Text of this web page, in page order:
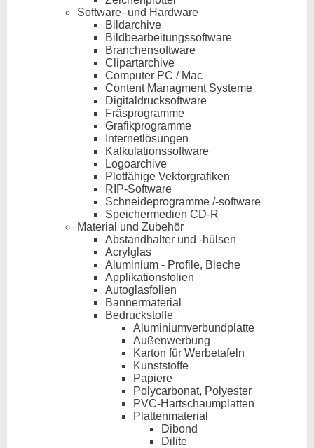
Software- und Hardware
Bildarchive
Bildbearbeitungssoftware
Branchensoftware
Clipartarchive
Computer PC / Mac
Content Managment Systeme
Digitaldrucksoftware
Fräsprogramme
Grafikprogramme
Internetlösungen
Kalkulationssoftware
Logoarchive
Plotfähige Vektorgrafiken
RIP-Software
Schneideprogramme /-software
Speichermedien CD-R
Material und Zubehör
Abstandhalter und -hülsen
Acrylglas
Aluminium - Profile, Bleche
Applikationsfolien
Autoglasfolien
Bannermaterial
Bedruckstoffe
Aluminiumverbundplatte
Außenwerbung
Karton für Werbetafeln
Kunststoffe
Papiere
Polycarbonat, Polyester
PVC-Hartschaumplatten
Plattenmaterial
Dibond
Dilite